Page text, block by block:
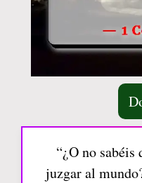
“¿O no sabéis
juzgar al